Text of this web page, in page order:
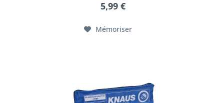
5,99 €
Mémoriser